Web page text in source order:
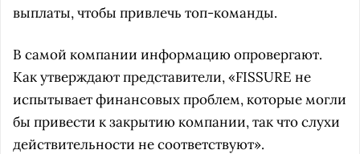
выплаты, чтобы привлечь топ-команды.
В самой компании информацию опровергают.
Как утверждают представители, «FISSURE не
испытывает финансовых проблем, которые могли
бы привести к закрытию компании, так что слухи
действительности не соответствуют».